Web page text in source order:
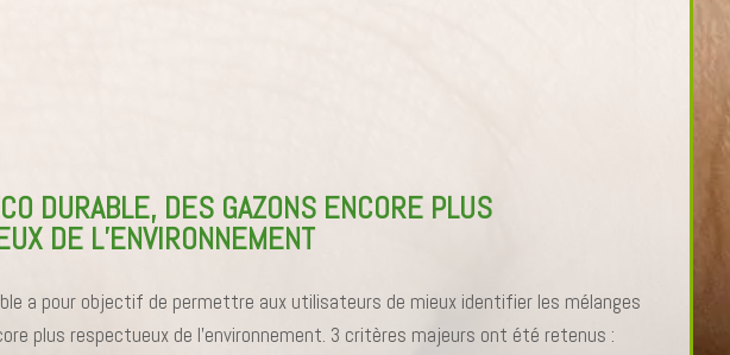
DURABLE, DES GAZONS ENCORE PLUS
DE L’ENVIRONNEMENT
a pour objectif de permettre aux utilisateurs de mieux identifier les mélanges
plus respectueux de l’environnement. 3 critères majeurs ont été retenus :